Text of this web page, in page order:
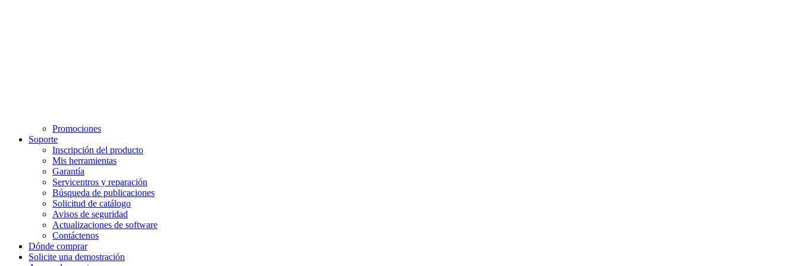
Promociones
Soporte
Inscripción del producto
Mis herramientas
Garantía
Servicentros y reparación
Búsqueda de publicaciones
Solicitud de catálogo
Avisos de seguridad
Actualizaciones de software
Contáctenos
Dónde comprar
Solicite una demostración